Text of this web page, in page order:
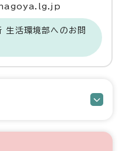
生活環境部へのお問